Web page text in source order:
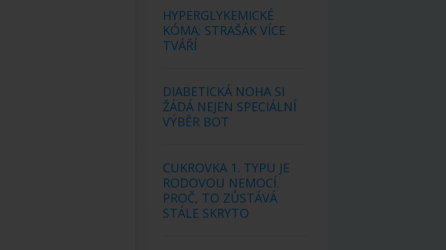
HYPERGLYKEMICKÉ
KÓMA: STRAŠÁK VÍCE
TVÁŘÍ
DIABETICKÁ NOHA SI
ŽÁDÁ NEJEN SPECIÁLNÍ
VÝBĚR BOT
CUKROVKA 1. TYPU JE
RODOVOU NEMOCÍ.
PROČ, TO ZŮSTÁVÁ
STÁLE SKRYTO